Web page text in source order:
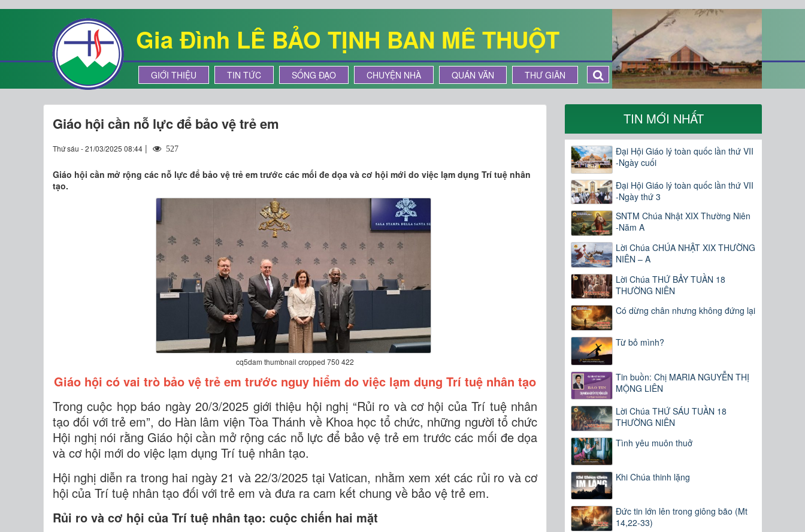
Gia Đình LÊ BẢO TỊNH BAN MÊ THUỘT
GIỚI THIỆU TIN TỨC SỐNG ĐẠO CHUYỆN NHÀ QUÁN VĂN THƯ GIÃN
Giáo hội cần nỗ lực để bảo vệ trẻ em
Thứ sáu - 21/03/2025 08:44 | 527
Giáo hội cần mở rộng các nỗ lực để bảo vệ trẻ em trước các mối đe dọa và cơ hội mới do việc lạm dụng Trí tuệ nhân
tạo.
cq5dam thumbnail cropped 750 422
Giáo hội có vai trò bảo vệ trẻ em trước nguy hiểm do việc lạm dụng Trí tuệ nhân tạo
Trong cuộc họp báo ngày 20/3/2025 giới thiệu hội nghị “Rủi ro và cơ hội của Trí tuệ nhân
tạo đối với trẻ em”, do Hàn lâm viện Tòa Thánh về Khoa học tổ chức, những người tổ chức
Hội nghị nói rằng Giáo hội cần mở rộng các nỗ lực để bảo vệ trẻ em trước các mối đe dọa
và cơ hội mới do việc lạm dụng Trí tuệ nhân tạo.
Hội nghị diễn ra trong hai ngày 21 và 22/3/2025 tại Vatican, nhằm xem xét các rủi ro và cơ
hội của Trí tuệ nhân tạo đối với trẻ em và đưa ra cam kết chung về bảo vệ trẻ em.
Rủi ro và cơ hội của Trí tuệ nhân tạo: cuộc chiến hai mặt
TIN MỚI NHẤT
Đại Hội Giáo lý toàn quốc lần thứ VII
-Ngày cuối
Đại Hội Giáo lý toàn quốc lần thứ VII
-Ngày thứ 3
SNTM Chúa Nhật XIX Thường Niên
-Năm A
Lời Chúa CHÚA NHẬT XIX THƯỜNG
NIÊN – A
Lời Chúa THỨ BẢY TUẦN 18
THƯỜNG NIÊN
Có dừng chân nhưng không đứng lại
Từ bỏ mình?
Tin buồn: Chị MARIA NGUYỄN THỊ
MỘNG LIÊN
Lời Chúa THỨ SÁU TUẦN 18
THƯỜNG NIÊN
Tình yêu muôn thuở
Khi Chúa thinh lặng
Đức tin lớn lên trong giông bão (Mt
14,22-33)